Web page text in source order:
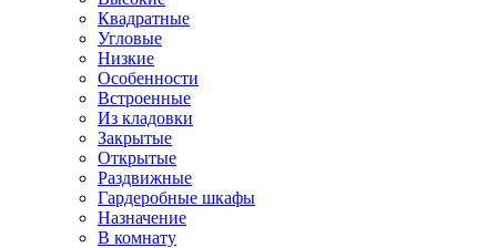
Квадратные
Угловые
Низкие
Особенности
Встроенные
Из кладовки
Закрытые
Открытые
Раздвижные
Гардеробные шкафы
Назначение
В комнату